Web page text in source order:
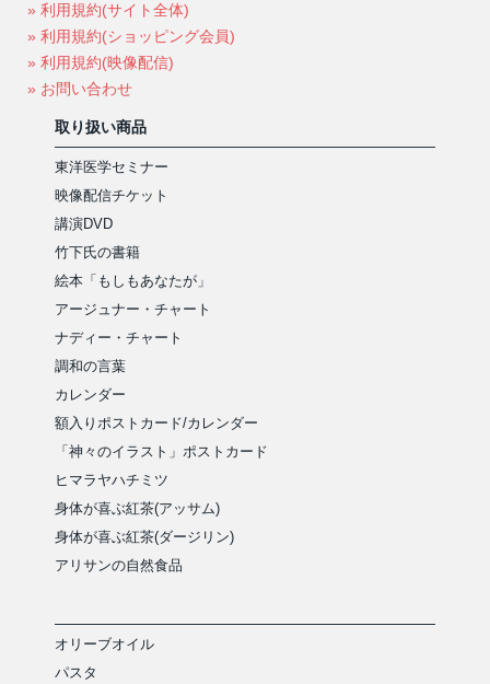
» 利用規約(サイト全体)
» 利用規約(ショッピング会員)
» 利用規約(映像配信)
» お問い合わせ
取り扱い商品
東洋医学セミナー
映像配信チケット
講演DVD
竹下氏の書籍
絵本「もしもあなたが」
アージュナー・チャート
ナディー・チャート
調和の言葉
カレンダー
額入りポストカード/カレンダー
「神々のイラスト」ポストカード
ヒマラヤハチミツ
身体が喜ぶ紅茶(アッサム)
身体が喜ぶ紅茶(ダージリン)
アリサンの自然食品
オリーブオイル
パスタ